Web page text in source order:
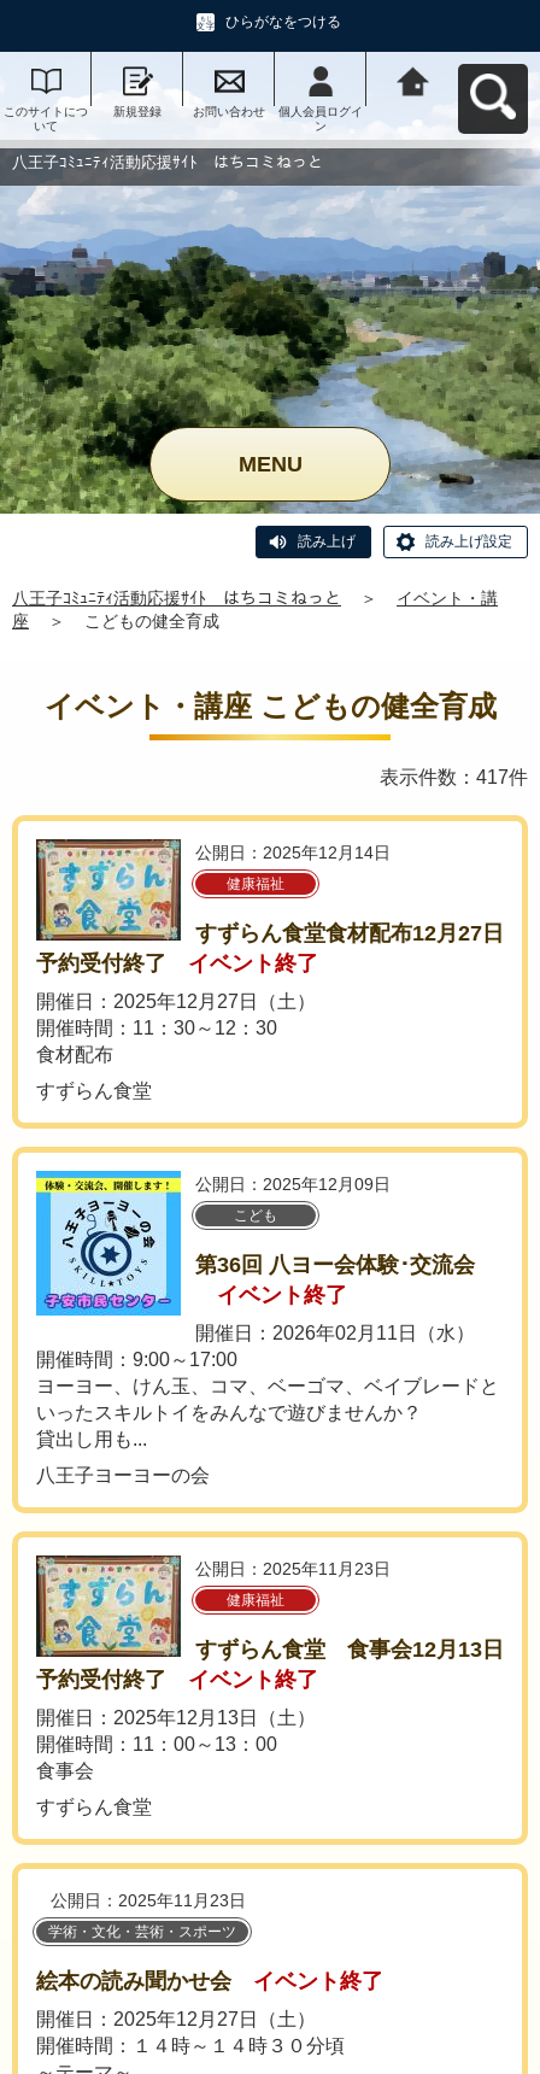
ひらがなをつける
このサイトにつ
いて
新規登録 お問い合わせ
個人会員ログイ
ン
動応援ｻｲﾄ はち
コミねっとへ戻
八王子ｺﾐｭﾆﾃｨ活動応援ｻｲﾄ はちコミねっと
MENU
読み上げ 読み上げ設定
八王子ｺﾐｭﾆﾃｨ活動応援ｻｲﾄ はちコミねっと ＞
イベント・講
座
＞ こどもの健全育成
イベント・講座 こどもの健全育成
表示件数：417件
公開日：2025年12月14日
健康福祉
すずらん食堂食材配布12月27日
予約受付終了
イベント終了
開催日：2025年12月27日（土）
開催時間：11：30～12：30
食材配布
すずらん食堂
公開日：2025年12月09日
こども
第36回 八ヨー会体験･交流会
イベント終了
開催日：2026年02月11日（水）
開催時間：9:00～17:00
ヨーヨー、けん玉、コマ、ベーゴマ、ベイブレードと
いったスキルトイをみんなで遊びませんか？
貸出し用も...
八王子ヨーヨーの会
公開日：2025年11月23日
健康福祉
すずらん食堂 食事会12月13日
予約受付終了
イベント終了
開催日：2025年12月13日（土）
開催時間：11：00～13：00
食事会
すずらん食堂
公開日：2025年11月23日
学術・文化・芸術・スポーツ
絵本の読み聞かせ会 イベント終了
開催日：2025年12月27日（土）
開催時間：１４時～１４時３０分頃